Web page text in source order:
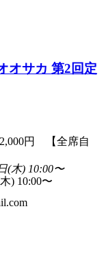
オサカ 第2回定
円 【全席自
(木) 10:00〜
) 10:00〜